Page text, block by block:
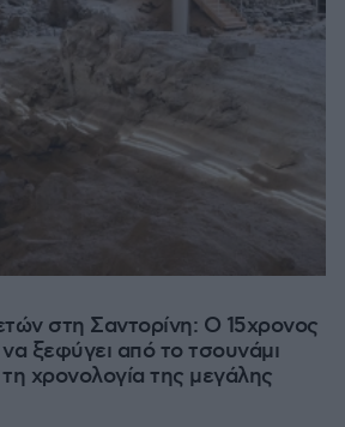
στη Σαντορίνη: Ο 15χρονος
ξεφύγει από το τσουνάμι
χρονολογία της μεγάλης